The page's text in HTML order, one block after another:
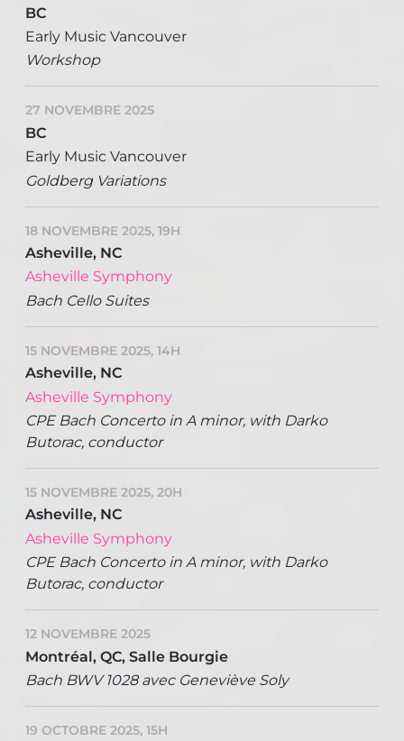
BC
Early Music Vancouver
Workshop
27 NOVEMBRE 2025
BC
Early Music Vancouver
Goldberg Variations
18 NOVEMBRE 2025, 19H
Asheville, NC
Asheville Symphony
Bach Cello Suites
15 NOVEMBRE 2025, 14H
Asheville, NC
Asheville Symphony
CPE Bach Concerto in A minor, with Darko
Butorac, conductor
15 NOVEMBRE 2025, 20H
Asheville, NC
Asheville Symphony
CPE Bach Concerto in A minor, with Darko
Butorac, conductor
12 NOVEMBRE 2025
Montréal, QC, Salle Bourgie
Bach BWV 1028 avec Geneviève Soly
19 OCTOBRE 2025, 15H